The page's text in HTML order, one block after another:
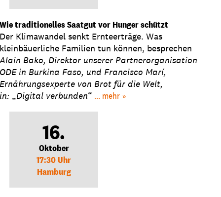
Wie traditionelles Saatgut vor Hunger schützt
Der Klimawandel senkt Ernteerträge. Was
kleinbäuerliche Familien tun können, besprechen
Alain Bako, Direktor unserer Partnerorganisation
ODE in Burkina Faso, und Francisco Marí,
Ernährungsexperte von Brot für die Welt,
in: „Digital verbunden“ ... mehr
16.
Oktober
17:30 Uhr
Hamburg